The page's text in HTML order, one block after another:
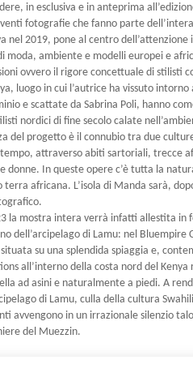
in esclusiva e in anteprima
fotografie che fanno parte
nel 2019, pone al centro
moda, ambiente e modelli europei e
ovvero il rigore concettuale di stilisti
luogo in cui l’autrice ha vissuto
e scattate da Sabrina Poli, hanno
nordici di fine secolo calate
del progetto è il connubio tra due
attraverso abiti sartoriali, trecce
donne. In queste opere c’è tutta la
terra africana. L’isola di Manda sarà,
la mostra intera verrà infatti allestita in
dell’arcipelago di Lamu: nel
su una splendida spiaggia e,
all’interno della costa nord del
ad asini e naturalmente a piedi. A
di Lamu, culla della cultura
avvengono in un irrazionale silenzio
del Muezzin.